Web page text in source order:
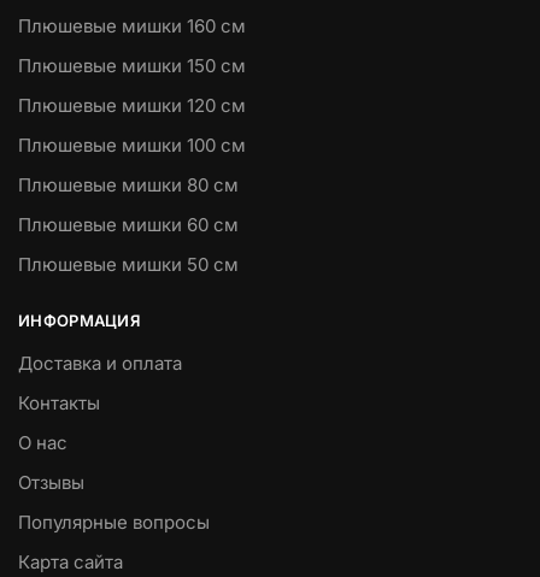
Плюшевые мишки 160 см
Плюшевые мишки 150 см
Плюшевые мишки 120 см
Плюшевые мишки 100 см
Плюшевые мишки 80 см
Плюшевые мишки 60 см
Плюшевые мишки 50 см
ИНФОРМАЦИЯ
Доставка и оплата
Контакты
О нас
Отзывы
Популярные вопросы
Карта сайта